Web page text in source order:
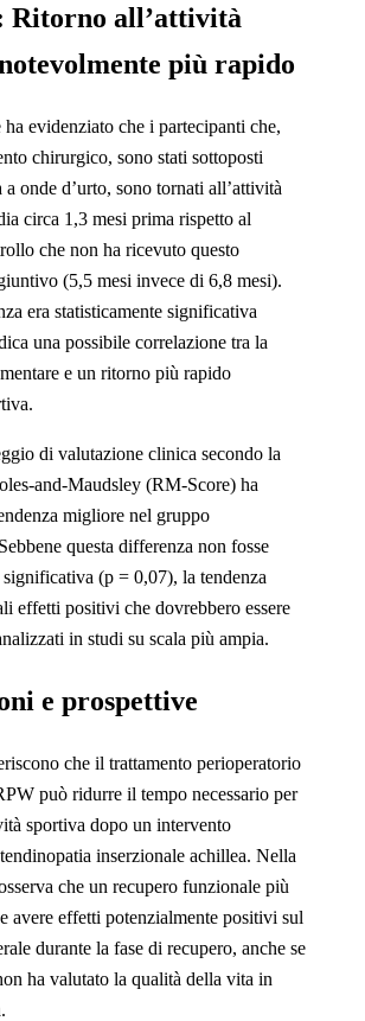
Ritorno all’attività
più rapido
evidenziato che i partecipanti che,
chirurgico, sono stati sottoposti
a onde d’urto, sono tornati all’attività
circa 1,3 mesi prima rispetto al
che non ha ricevuto questo
(5,5 mesi invece di 6,8 mesi).
era statisticamente significativa
una possibile correlazione tra la
e un ritorno più rapido
di valutazione clinica secondo la
and-Maudsley (RM-Score) ha
migliore nel gruppo
questa differenza non fosse
significativa (p = 0,07), la tendenza
effetti positivi che dovrebbero essere
in studi su scala più ampia.
e prospettive
che il trattamento perioperatorio
può ridurre il tempo necessario per
sportiva dopo un intervento
inserzionale achillea. Nella
che un recupero funzionale più
avere effetti potenzialmente positivi sul
durante la fase di recupero, anche se
ha valutato la qualità della vita in